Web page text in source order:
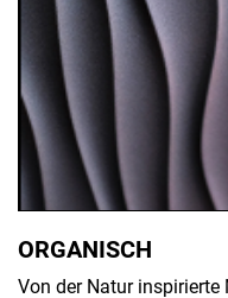
ORGANISCH
Von der Natur